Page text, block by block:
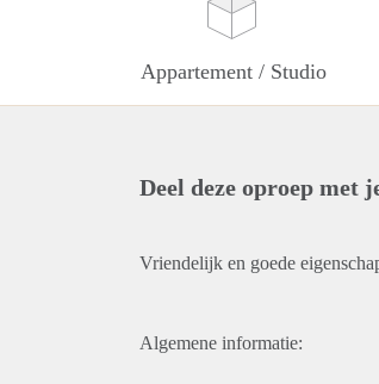
Appartement / Studio
Deel deze oproep met
Vriendelijk en goede
Algemene informatie: